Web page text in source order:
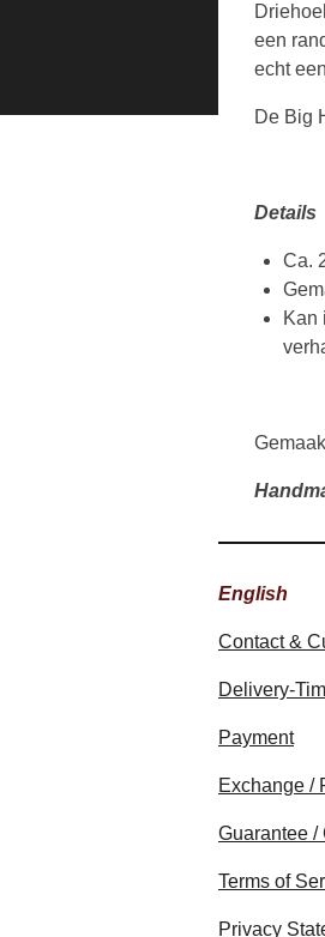
een
echt
De Big
Details
Ca.
Kan
English
Contact &
Delivery-
Payment
Exchange /
Guarantee /
Terms of
Privacy